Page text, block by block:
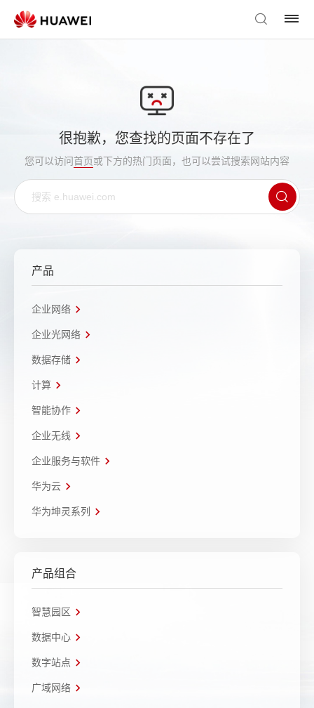
很抱歉，您查找的页面不存在了
您可以访问首页或下方的热门页面，也可以尝试搜索网站内容
产品
企业网络
企业光网络
数据存储
计算
智能协作
企业无线
企业服务与软件
华为云
华为坤灵系列
产品组合
智慧园区
数据中心
数字站点
广域网络